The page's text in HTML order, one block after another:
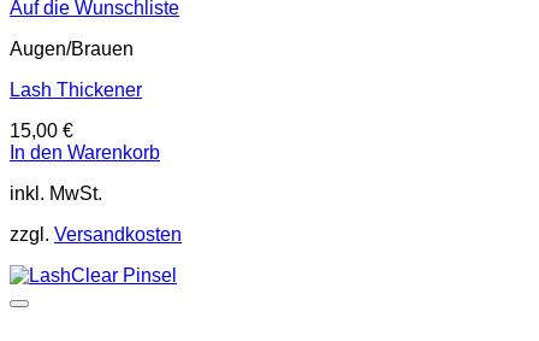
Auf die Wunschliste
Augen/Brauen
Lash Thickener
15,00 €
In den Warenkorb
inkl. MwSt.
zzgl. Versandkosten